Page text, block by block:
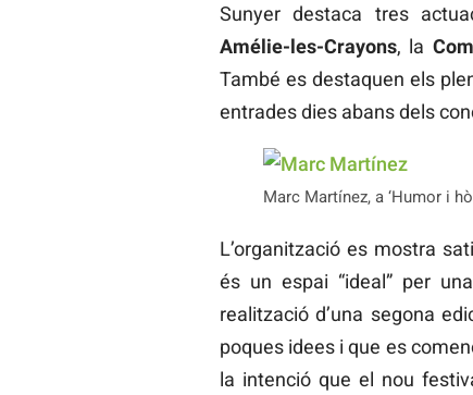
Sunyer destaca tres
Amélie-les-Crayons, la
També es destaquen els
entrades dies abans dels
Marc Martínez, a ‘Humor i
L’organització es mostra
és un espai “ideal” per
realització d’una segona
poques idees i que es
la intenció que el nou